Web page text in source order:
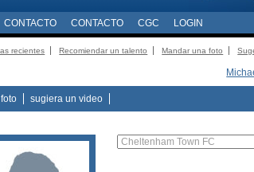
CONTACTO CONTACTO CGC LOGIN
recientes Recomiendar un talento Mandar una foto
sugiera un video